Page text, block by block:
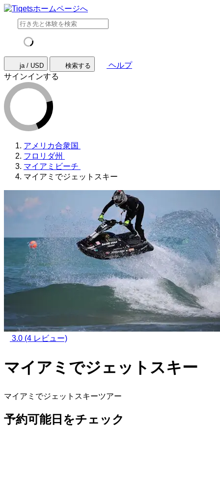
ja / USD 検索する
ヘルプ
サインインする
アメリカ合衆国
フロリダ州
マイアミビーチ
マイアミでジェットスキー
3.0 (4 レビュー)
マイアミでジェットスキー
マイアミでジェットスキーツアー
予約可能日をチェック